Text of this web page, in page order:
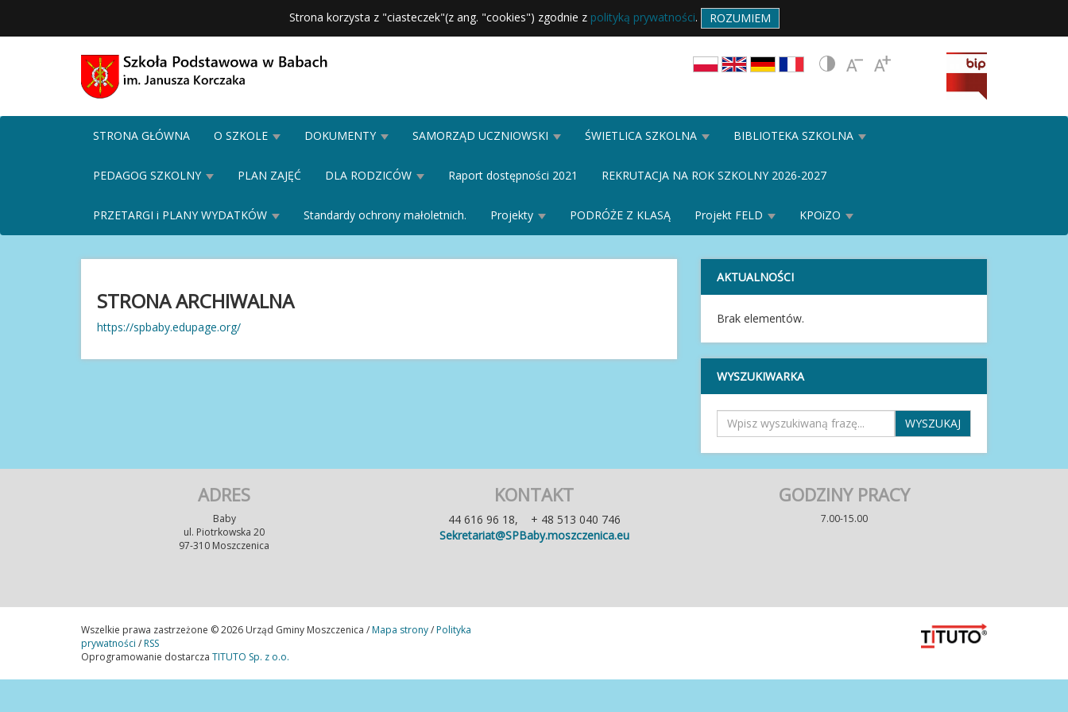
Strona korzysta z "ciasteczek"(z ang. "cookies") zgodnie z polityką prywatności. ROZUMIEM
STRONA GŁÓWNA O SZKOLE DOKUMENTY SAMORZĄD UCZNIOWSKI ŚWIETLICA SZKOLNA BIBLIOTEKA SZKOLNA
PEDAGOG SZKOLNY PLAN ZAJĘĆ DLA RODZICÓW Raport dostępności 2021 REKRUTACJA NA ROK SZKOLNY 2026-2027
PRZETARGI i PLANY WYDATKÓW Standardy ochrony małoletnich. Projekty PODRÓŻE Z KLASĄ Projekt FELD KPOiZO
STRONA ARCHIWALNA
https://spbaby.edupage.org/
AKTUALNOŚCI
Brak elementów.
WYSZUKIWARKA
ADRES
Baby
ul. Piotrkowska 20
97-310 Moszczenica
KONTAKT
44 616 96 18, + 48 513 040 746
Sekretariat@SPBaby.moszczenica.eu
GODZINY PRACY
7.00-15.00
Wszelkie prawa zastrzeżone © 2026 Urząd Gminy Moszczenica /Mapa strony/Polityka
prywatności /RSS
Oprogramowanie dostarcza TITUTO Sp. z o.o.